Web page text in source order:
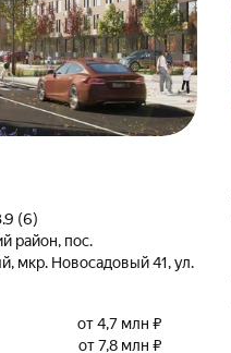
(6)
район, пос.
мкр. Новосадовый 41, ул.
от 4,7 млн ₽
от 7,8 млн ₽